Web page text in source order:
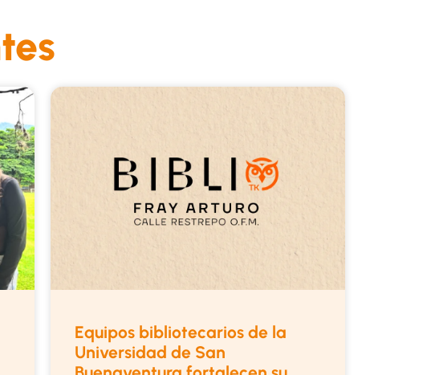
Equipos bibliotecarios de la
Universidad de San